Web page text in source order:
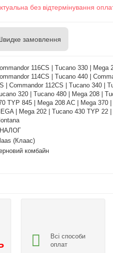
без відтермінування
замовлення
116CS | Tucano 330 | Mega
114CS | Tucano 440 |
| Commandor 112CS | Tucano 340 |
320 | Tucano 480 | Mega 208 |
TYP 845 | Mega 208 AC | Mega 370 |
| Mega 202 | Tucano 430 TYP 22
(Клаас)
комбайн
Всі способи
оплат